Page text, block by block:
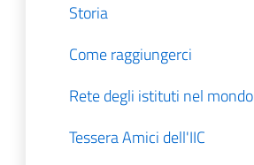
Storia
Come raggiungerci
Rete degli istituti nel mondo
Tessera Amici dell'IIC